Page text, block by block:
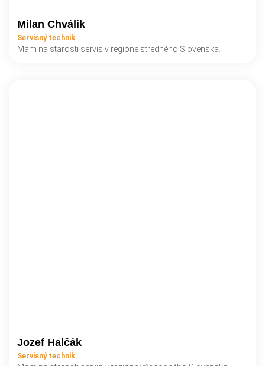
Milan Chválik
Servisný technik
Mám na starosti servis v regióne stredného Slovenska.
Jozef Halčák
Servisný technik